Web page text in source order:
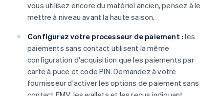
vous utilisez encore du matériel ancien, pensez à le
mettre à niveau avant la haute saison.
Configurez votre processeur de paiement : les
paiements sans contact utilisent la même
configuration d'acquisition que les paiements par
carte à puce et code PIN. Demandez à votre
fournisseur d'activer les options de paiement sans